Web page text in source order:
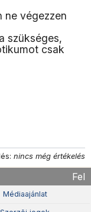
ne végezzen
szükséges,
csak
nincs még értékelés
Fel
Médiaajánlat